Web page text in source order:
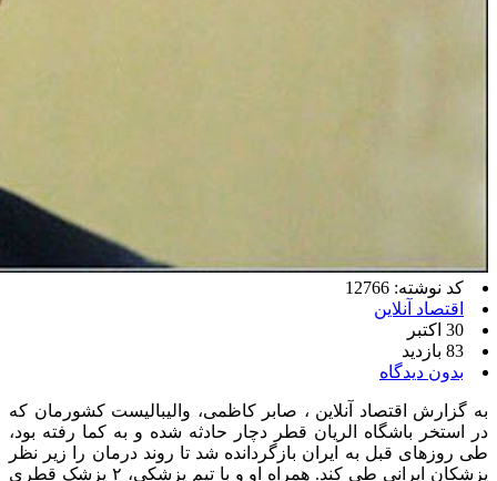
کد نوشته: 12766
اقتصاد آنلاین
30 اکتبر
83 بازدید
بدون دیدگاه
به گزارش اقتصاد آنلاین ، صابر کاظمی، والیبالیست کشورمان که
در استخر باشگاه الریان قطر دچار حادثه شده و به کما رفته بود،
طی روز‌های قبل به ایران بازگردانده شد تا روند درمان را زیر نظر
پزشکان ایرانی طی کند. همراه او و با تیم پزشکی، ۲ پزشک قطری